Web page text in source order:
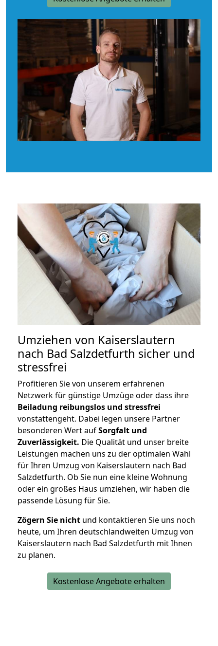
Umziehen von Kaiserslautern
nach Bad Salzdetfurth sicher und
stressfrei
Profitieren Sie von unserem erfahrenen
Netzwerk für günstige Umzüge oder dass ihre
Beiladung reibungslos und stressfrei
vonstattengeht. Dabei legen unsere Partner
besonderen Wert aufSorgfalt und
Zuverlässigkeit. Die Qualität und unser breite
Leistungen machen uns zu der optimalen Wahl
für Ihren Umzug von Kaiserslautern nach Bad
Salzdetfurth. Ob Sie nun eine kleine Wohnung
oder ein großes Haus umziehen, wir haben die
passende Lösung für Sie.
Zögern Sie nicht und kontaktieren Sie uns noch
heute, um Ihren deutschlandweiten Umzug von
Kaiserslautern nach Bad Salzdetfurth mit Ihnen
zu planen.
Kostenlose Angebote erhalten